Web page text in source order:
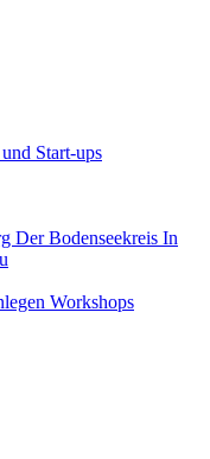
Start-ups
Der Bodenseekreis In
Workshops